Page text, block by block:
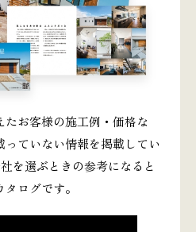
お客様の施工例・価格な
っていない情報を掲載してい
を選ぶときの参考になると
ログです。